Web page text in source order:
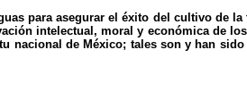
para asegurar el éxito del cultivo de
intelectual, moral y económica de
nacional de México; tales son y han